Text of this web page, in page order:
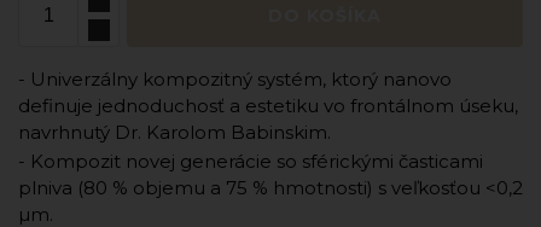
- Univerzálny kompozitný systém, ktorý nanovo
definuje jednoduchosť a estetiku vo frontálnom úseku,
navrhnutý Dr. Karolom Babinskim.
- Kompozit novej generácie so sférickými časticami
plniva (80 % objemu a 75 % hmotnosti) s veľkosťou <0,2
µm.